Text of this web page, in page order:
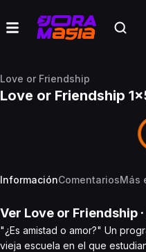
Love or Friendship
Love or Friendship
InformaciónComentariosMás
Ver Love or Friendship
"¿Es amistad o amor?" Un
vieja escuela en el que